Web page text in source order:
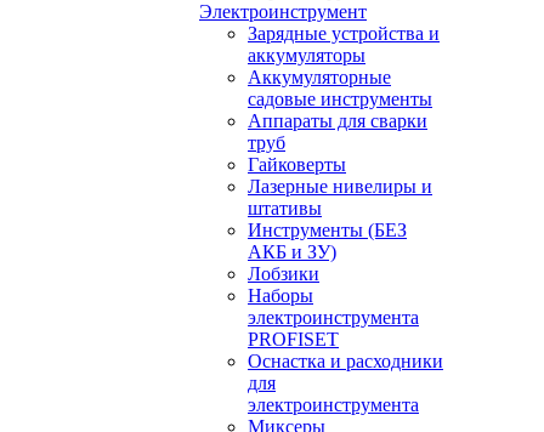
Электроинструмент
Зарядные устройства и
аккумуляторы
Аккумуляторные
садовые инструменты
Аппараты для сварки
труб
Гайковерты
Лазерные нивелиры и
штативы
Инструменты (БЕЗ
АКБ и ЗУ)
Лобзики
Наборы
электроинструмента
PROFISET
Оснастка и расходники
для
электроинструмента
Миксеры